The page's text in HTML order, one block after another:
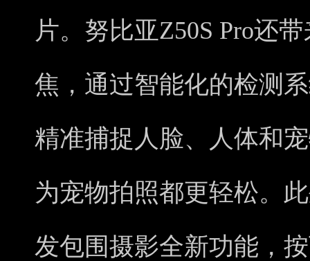
片。努比亚Z50S Pro还
焦，通过智能化的检测
精准捕捉人脸、人体和
为宠物拍照都更轻松。
发包围摄影全新功能，